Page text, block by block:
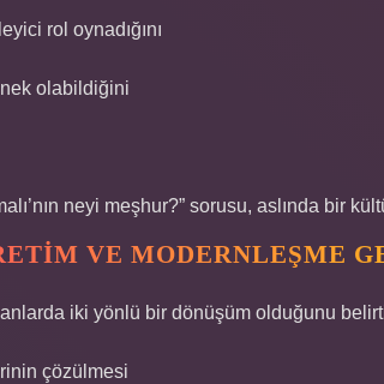
rol oynadığını
olabildiğini
neyi meşhur?” sorusu, aslında bir
VE MODERNLEŞME
iki yönlü bir dönüşüm olduğunu
çözülmesi